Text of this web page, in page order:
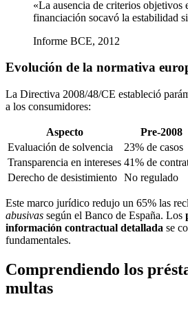
«La ausencia de criterios objetivos en la concesión de
financiación socavó la estabilidad
Informe BCE, 2012
Evolución de la normativa
La Directiva 2008/48/CE estableció
a los consumidores:
Aspecto Pre-2008
Evaluación de solvencia
23% de casos
Transparencia en intereses 41% de
Derecho de desistimiento No regulado
Este marco jurídico redujo un 65% las
abusivas según el Banco de España. Los
información contractual detallada se
fundamentales.
Comprendiendo los
multas